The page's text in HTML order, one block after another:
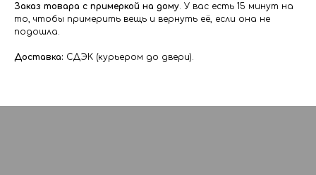
Заказ товара с примеркой на дому. У вас есть 15 минут на
то, чтобы примерить вещь и вернуть её, если она не
подошла.
Доставка: СДЭК (курьером до двери).